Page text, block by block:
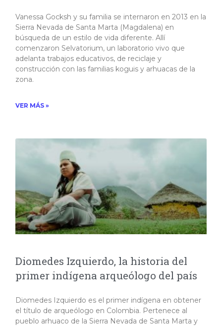
Vanessa Gocksh y su familia se internaron en 2013 en la
Sierra Nevada de Santa Marta (Magdalena) en
búsqueda de un estilo de vida diferente. Allí
comenzaron Selvatorium, un laboratorio vivo que
adelanta trabajos educativos, de reciclaje y
construcción con las familias koguis y arhuacas de la
zona.
VER MÁS »
Diomedes Izquierdo, la historia del
primer indígena arqueólogo del país
Diomedes Izquierdo es el primer indígena en obtener
el título de arqueólogo en Colombia. Pertenece al
pueblo arhuaco de la Sierra Nevada de Santa Marta y